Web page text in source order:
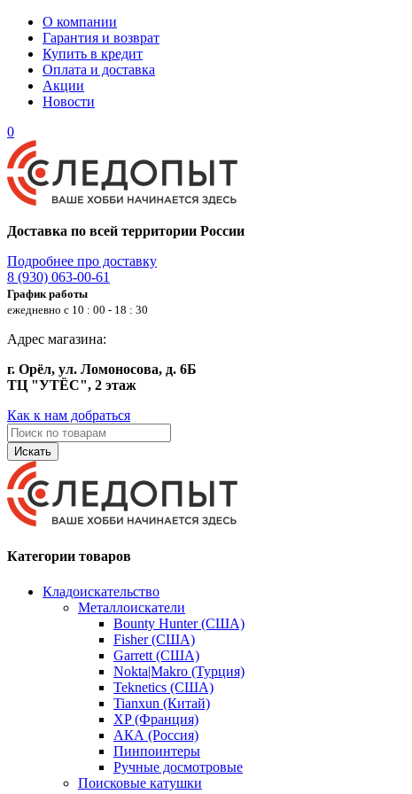
О компании
Гарантия и возврат
Купить в кредит
Оплата и доставка
Акции
Новости
0
Доставка по всей территории России
Подробнее про доставку
8 (930) 063-00-61
График работы
ежедневно с 10 : 00 - 18 : 30
Адрес магазина:
г. Орёл, ул. Ломоносова, д. 6Б
ТЦ "УТЁС", 2 этаж
Как к нам добраться
Искать
Категории товаров
Кладоискательство
Металлоискатели
Bounty Hunter (США)
Fisher (США)
Garrett (США)
Nokta|Makro (Турция)
Teknetics (США)
Tianxun (Китай)
XP (Франция)
АКА (Россия)
Пинпоинтеры
Ручные досмотровые
Поисковые катушки